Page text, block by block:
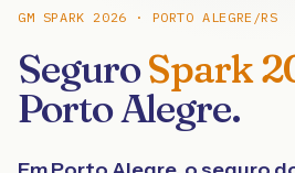
GM SPARK 2026 · PORTO ALEGRE /RS
SeguroSpark
Porto Alegre.